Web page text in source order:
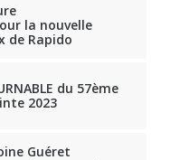
la nouvelle
de Rapido
du 57ème
2023
Guéret